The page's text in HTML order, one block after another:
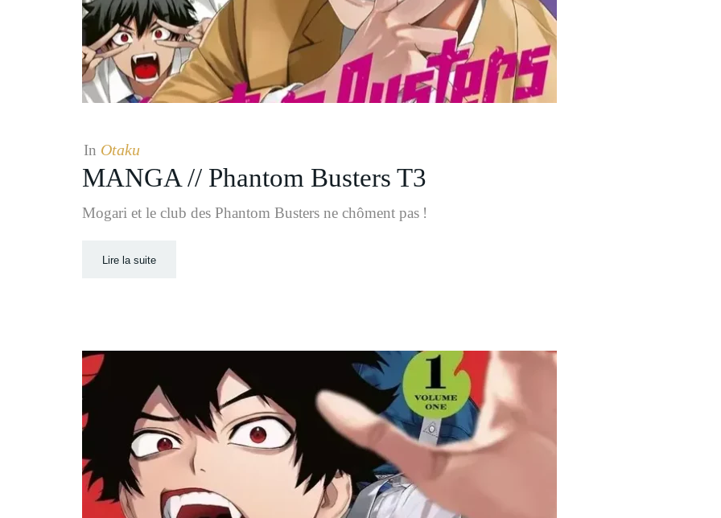
In Otaku
MANGA // Phantom Busters T3
Mogari et le club des Phantom Busters ne chôment pas !
Lire la suite